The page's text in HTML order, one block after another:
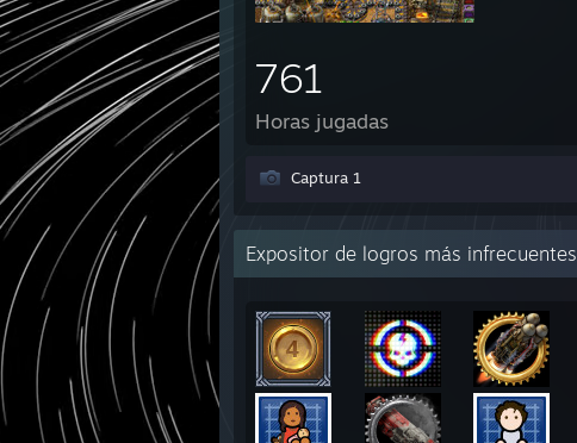
761
Horas jugadas
Captura 1
Expositor de logros más infrecuentes